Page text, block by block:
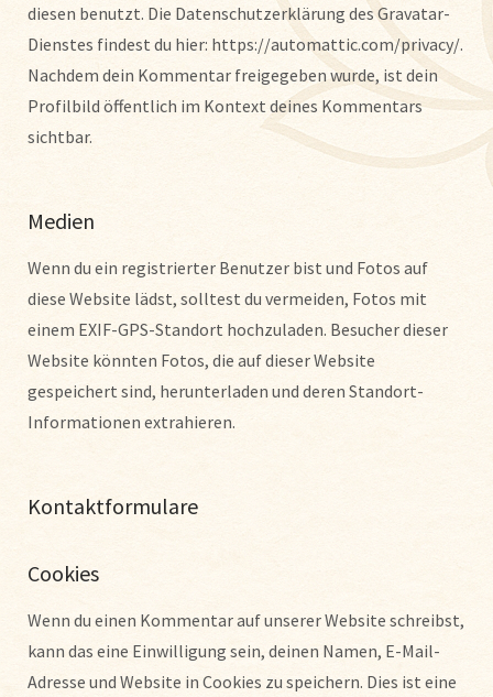
diesen benutzt. Die Datenschutzerklärung des Gravatar-
Dienstes findest du hier: https://automattic.com/privacy/.
Nachdem dein Kommentar freigegeben wurde, ist dein
Profilbild öffentlich im Kontext deines Kommentars
sichtbar.
Medien
Wenn du ein registrierter Benutzer bist und Fotos auf
diese Website lädst, solltest du vermeiden, Fotos mit
einem EXIF-GPS-Standort hochzuladen. Besucher dieser
Website könnten Fotos, die auf dieser Website
gespeichert sind, herunterladen und deren Standort-
Informationen extrahieren.
Kontaktformulare
Cookies
Wenn du einen Kommentar auf unserer Website schreibst,
kann das eine Einwilligung sein, deinen Namen, E-Mail-
Adresse und Website in Cookies zu speichern. Dies ist eine